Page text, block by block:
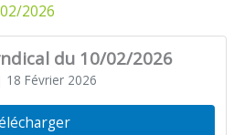
2026
du 10/02/2026
| 18 Février 2026